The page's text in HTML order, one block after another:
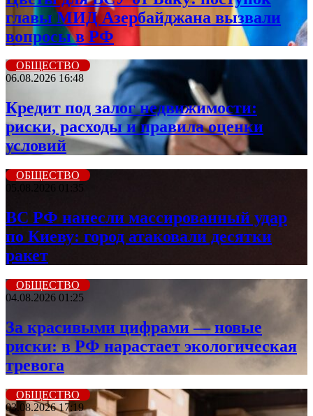
главы МИД Азербайджана вызвали
вопросы в РФ
ОБЩЕСТВО
06.08.2026 16:48
Кредит под залог недвижимости:
риски, расходы и правила оценки
условий
ОБЩЕСТВО
05.08.2026 01:35
ВС РФ нанесли массированный удар
по Киеву: город атаковали десятки
ракет
ОБЩЕСТВО
04.08.2026 01:25
За красивыми цифрами — новые
риски: в РФ нарастает экологическая
тревога
ОБЩЕСТВО
03.08.2026 17:19